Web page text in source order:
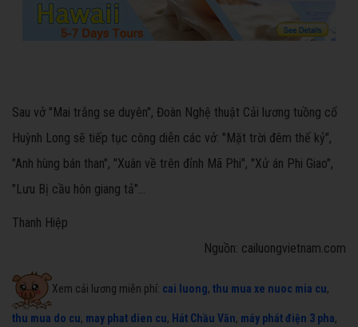
Sau vở "Mai trắng se duyên", Đoàn Nghệ thuật Cải lương tuồng cổ
Huỳnh Long sẽ tiếp tục công diễn các vở: "Mặt trời đêm thế kỷ",
"Anh hùng bán than", "Xuân về trên đỉnh Mã Phi", "Xử án Phi Giao",
"Lưu Bị cầu hôn giang tả"…
Thanh Hiệp
Nguồn: cailuongvietnam.com
Xem cải lương miễn phí: cai luong, thu mua xe nuoc mia cu,
thu mua do cu, may phat dien cu, Hát Chầu Văn, máy phát điện 3 pha,